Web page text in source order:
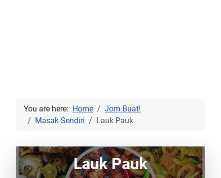
You are here: Home
Jom Buat!
Masak Sendiri
Lauk Pauk
Lauk Pauk